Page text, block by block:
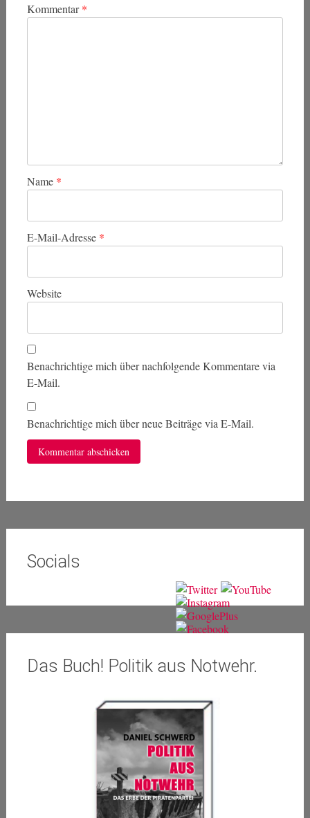
Kommentar*
Name *
E-Mail-Adresse *
Website
Benachrichtige mich über nachfolgende Kommentare via
E-Mail.
Benachrichtige mich über neue Beiträge via E-Mail.
Socials
Das Buch! Politik aus Notwehr.